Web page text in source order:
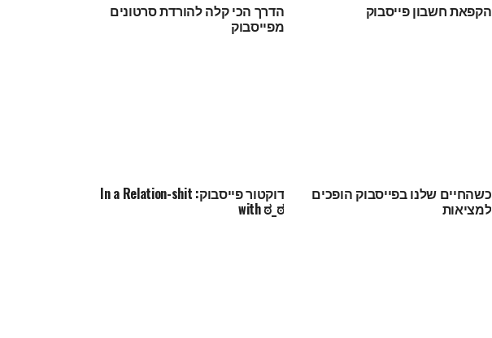
הקפאת חשבון פייסבוק הדרך הכי קלה להורדת סרטונים
מפייסבוק
כשהחיים שלנו בפייסבוק הופכים
למציאות
דוקטור פייסבוק: In a Relation-shit
with ಠ_ಠ